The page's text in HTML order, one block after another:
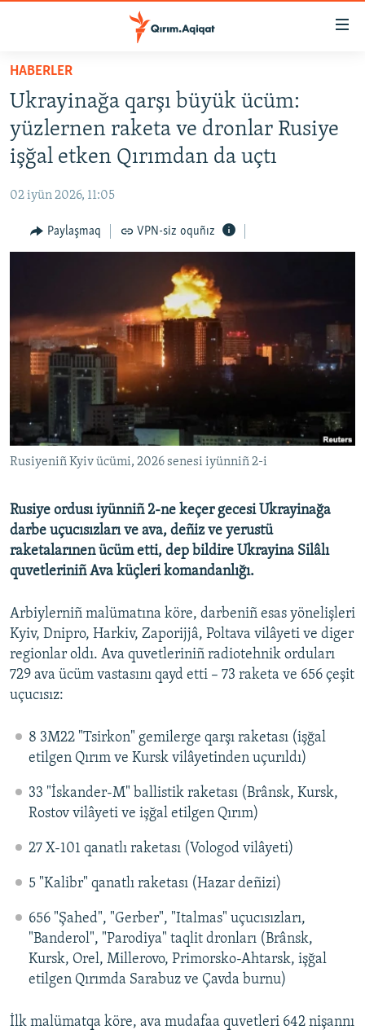
Esas
qaytmaq
Baş
navigatsiyağa
qaytmaq
Qıdıruvğa
qaytmaq
HABERLER
SİYASET
İQTİSADİYAT
MEDENİYET
İNSAN AQLARI
BLOGLAR
FİKİR
Русский
Українською
QOŞULIÑIZ!
RFE/RS bütün saytları
HABERLER
Ukrayinağa qarşı büyük ücüm:
yüzlernen raketa ve dronlar Rusiye
işğal etken Qırımdan da uçtı
02 iyün 2026, 11:05
Paylaşmaq VPN-siz oquñız
Rusiyeniñ Kyiv ücümi, 2026 senesi iyünniñ 2-i
Rusiye ordusı iyünniñ 2-ne keçer gecesi Ukrayinağa
darbe uçucısızları ve ava, deñiz ve yerustü
raketalarınen ücüm etti, dep bildire Ukrayina Silâlı
quvetleriniñ Ava küçleri komandanlığı.
Arbiylerniñ malümatına köre, darbeniñ esas yönelişleri
Kyiv, Dnipro, Harkiv, Zaporijjâ, Poltava vilâyeti ve diger
regionlar oldı. Ava quvetleriniñ radiotehnik orduları
729 ava ücüm vastasını qayd etti – 73 raketa ve 656 çeşit
uçucısız:
8 3M22 "Tsirkon" gemilerge qarşı raketası (işğal
etilgen Qırım ve Kursk vilâyetinden uçurıldı)
33 "İskander-M" ballistik raketası (Brânsk, Kursk,
Rostov vilâyeti ve işğal etilgen Qırım)
27 X-101 qanatlı raketası (Vologod vilâyeti)
5 "Kalibr" qanatlı raketası (Hazar deñizi)
656 "Şahed", "Gerber", "Italmas" uçucısızları,
"Banderol", "Parodiya" taqlit dronları (Brânsk,
Kursk, Orel, Millerovo, Primorsko-Ahtarsk, işğal
etilgen Qırımda Sarabuz ve Çavda burnu)
İlk malümatqa köre, ava mudafaa quvetleri 642 nişannı